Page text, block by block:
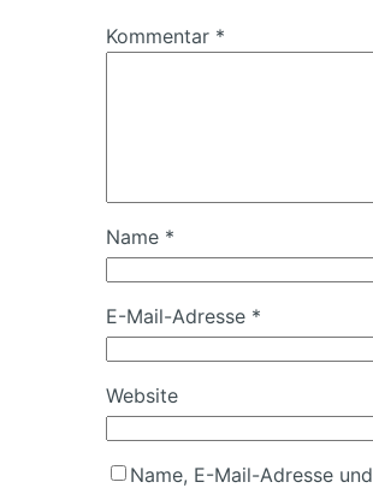
Kommentar *
Name *
E-Mail-Adresse *
Website
Name, E-Mail-Adresse und